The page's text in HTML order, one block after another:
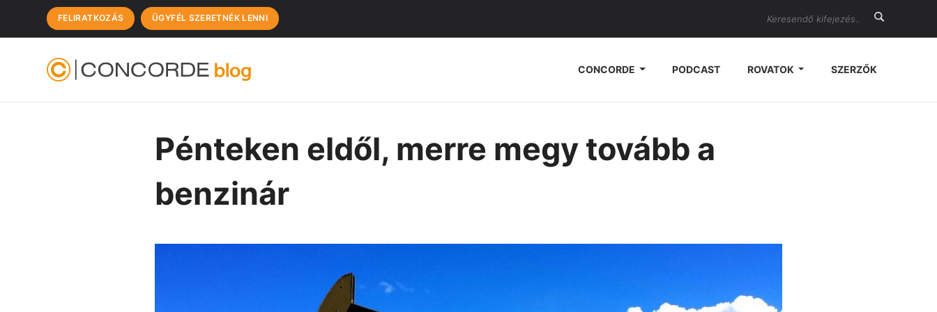
FELIRATKOZÁS ÜGYFÉL SZERETNÉK LENNI Search
CONCORDE PODCAST ROVATOK SZERZŐK
Pénteken eldől, merre megy tovább a
benzinár